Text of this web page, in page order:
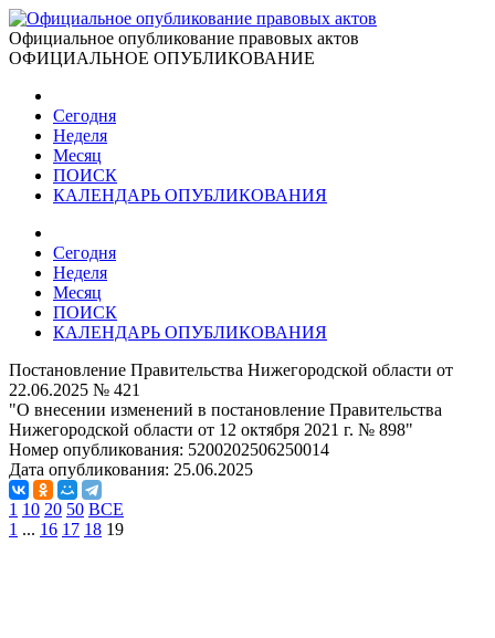
Официальное опубликование правовых актов
ОФИЦИАЛЬНОЕ ОПУБЛИКОВАНИЕ
Сегодня
Неделя
Месяц
ПОИСК
КАЛЕНДАРЬ ОПУБЛИКОВАНИЯ
Сегодня
Неделя
Месяц
ПОИСК
КАЛЕНДАРЬ ОПУБЛИКОВАНИЯ
Постановление Правительства Нижегородской области от
22.06.2025 № 421
"О внесении изменений в постановление Правительства
Нижегородской области от 12 октября 2021 г. № 898"
Номер опубликования: 5200202506250014
Дата опубликования: 25.06.2025
1 10 20 50 ВСЕ
1 ... 16 17 18 19